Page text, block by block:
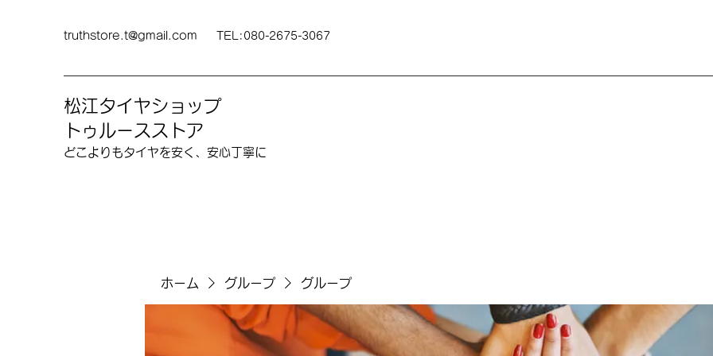
truthstore.t@gmail.com TEL:080-2675-3067
松江タイヤショップ
トゥルースストア
どこよりも​タイヤを安く、安心丁寧に
ホーム グループ グループ